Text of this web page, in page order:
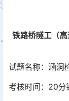
铁路桥隧工（
试题名称：涵洞
考核时间：20分